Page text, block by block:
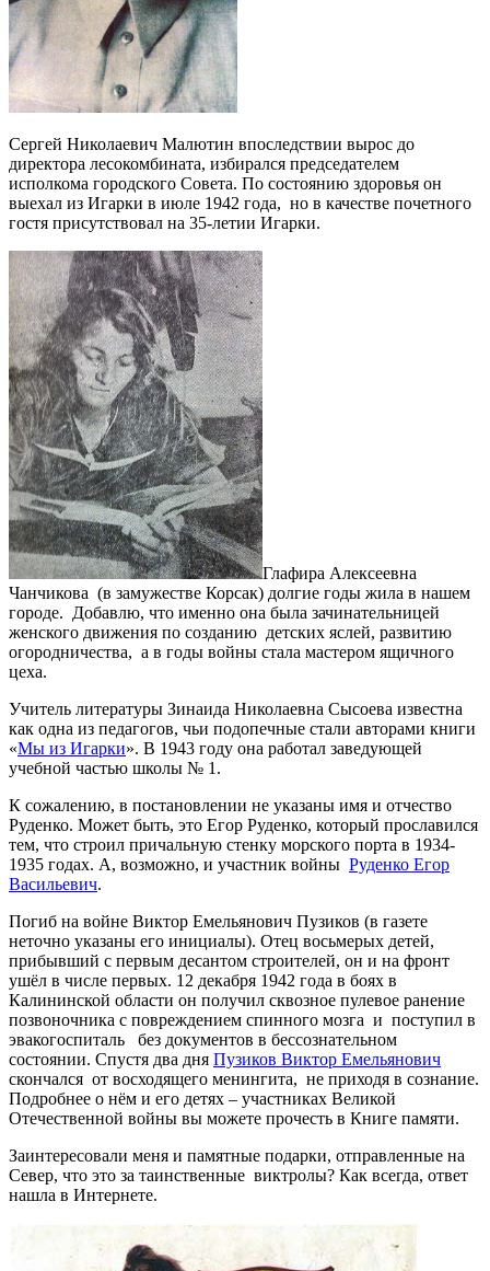
Сергей Николаевич Малютин впоследствии вырос до
директора лесокомбината, избирался председателем
исполкома городского Совета. По состоянию здоровья он
выехал из Игарки в июле 1942 года, но в качестве почетного
гостя присутствовал на 35-летии Игарки.
Глафира Алексеевна
Чанчикова (в замужестве Корсак) долгие годы жила в нашем
городе. Добавлю, что именно она была зачинательницей
женского движения по созданию детских яслей, развитию
огородничества, а в годы войны стала мастером ящичного
цеха.
Учитель литературы Зинаида Николаевна Сысоева известна
как одна из педагогов, чьи подопечные стали авторами книги
«Мы из Игарки». В 1943 году она работал заведующей
учебной частью школы № 1.
К сожалению, в постановлении не указаны имя и отчество
Руденко. Может быть, это Егор Руденко, который прославился
тем, что строил причальную стенку морского порта в 1934-
1935 годах. А, возможно, и участник войны Руденко Егор
Васильевич.
Погиб на войне Виктор Емельянович Пузиков (в газете
неточно указаны его инициалы). Отец восьмерых детей,
прибывший с первым десантом строителей, он и на фронт
ушёл в числе первых. 12 декабря 1942 года в боях в
Калининской области он получил сквозное пулевое ранение
позвоночника с повреждением спинного мозга и поступил в
эвакогоспиталь без документов в бессознательном
состоянии. Спустя два дня Пузиков Виктор Емельянович
скончался от восходящего менингита, не приходя в сознание.
Подробнее о нём и его детях – участниках Великой
Отечественной войны вы можете прочесть в Книге памяти.
Заинтересовали меня и памятные подарки, отправленные на
Север, что это за таинственные виктролы? Как всегда, ответ
нашла в Интернете.